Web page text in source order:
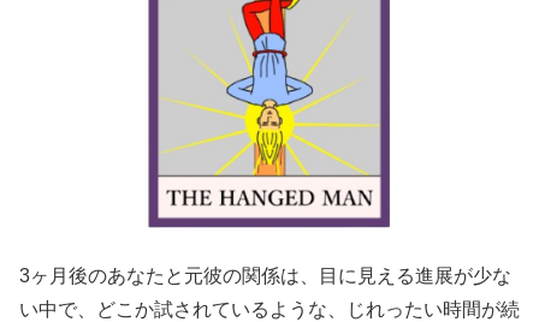
3ヶ月後のあなたと元彼の関係は、目に見える進展が少な
い中で、どこか試されているような、じれったい時間が続